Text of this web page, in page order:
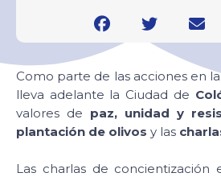
Como parte de las acciones en
lleva adelante la Ciudad de
valores de paz, unidad y
plantación de olivos y las
Las charlas de concientización